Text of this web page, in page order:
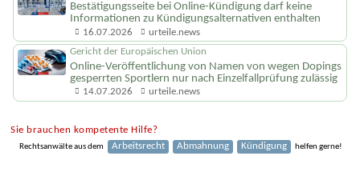
Bestätigungsseite bei Online-Kündigung darf keine
Informationen zu Kündigungsal­ternativen enthalten
16.07.2026 urteile.news
Gericht der Europäischen Union
Online-Veröffentlichung von Namen von wegen Dopings
gesperrten Sportlern nur nach Einzelfallprüfung zulässig
14.07.2026 urteile.news
Sie brauchen kompetente Hilfe?
Rechtsanwälte aus dem Arbeitsrecht Abmahnung Kündigung helfen gerne!